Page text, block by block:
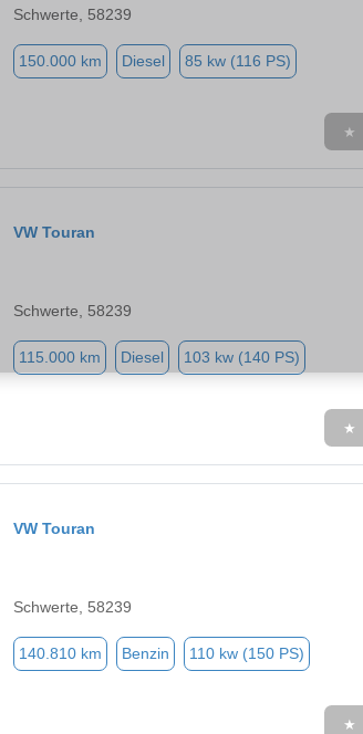
Schwerte, 58239
150.000 km Diesel 85 kw (116 PS)
★
VW Touran
Schwerte, 58239
115.000 km Diesel 103 kw (140 PS)
★
VW Touran
Schwerte, 58239
140.810 km Benzin 110 kw (150 PS)
★